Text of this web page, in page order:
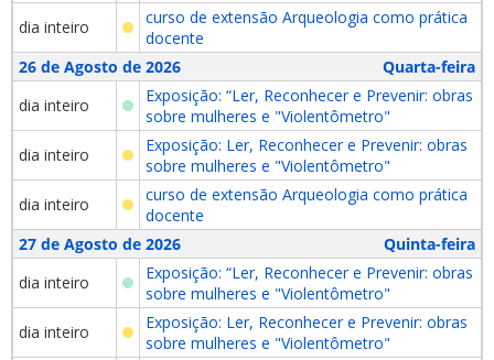
dia inteiro
curso de extensão Arqueologia como prática
docente
26 de Agosto de 2026
Quarta-feira
dia inteiro
Exposição: “Ler, Reconhecer e Prevenir: obras
sobre mulheres e "Violentômetro"
dia inteiro
Exposição: Ler, Reconhecer e Prevenir: obras
sobre mulheres e "Violentômetro"
dia inteiro
curso de extensão Arqueologia como prática
docente
27 de Agosto de 2026
Quinta-feira
dia inteiro
Exposição: “Ler, Reconhecer e Prevenir: obras
sobre mulheres e "Violentômetro"
dia inteiro
Exposição: Ler, Reconhecer e Prevenir: obras
sobre mulheres e "Violentômetro"